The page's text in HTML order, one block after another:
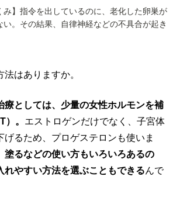
み】指令を出しているのに、老化した卵巣が
い。その結果、自律神経などの不具合が起き
はありますか。
療としては、少量の女性ホルモンを補
）。 エストロゲンだけでなく、子宮体
げるため、プロゲステロンも使いま
塗るなどの使い方もいろいろあるの
れやすい方法を選ぶこともできるんで